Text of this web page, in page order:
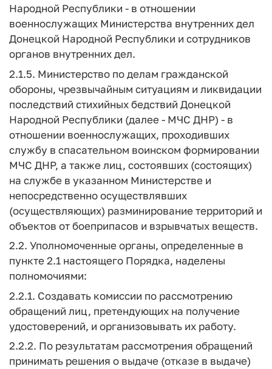
Народной Республики - в отношении
военнослужащих Министерства внутренних дел
Донецкой Народной Республики и сотрудников
органов внутренних дел.
2.1.5. Министерство по делам гражданской
обороны, чрезвычайным ситуациям и ликвидации
последствий стихийных бедствий Донецкой
Народной Республики (далее - МЧС ДНР) - в
отношении военнослужащих, проходивших
службу в спасательном воинском формировании
МЧС ДНР, а также лиц, состоявших (состоящих)
на службе в указанном Министерстве и
непосредственно осуществлявших
(осуществляющих) разминирование территорий и
объектов от боеприпасов и взрывчатых веществ.
2.2. Уполномоченные органы, определенные в
пункте 2.1 настоящего Порядка, наделены
полномочиями:
2.2.1. Создавать комиссии по рассмотрению
обращений лиц, претендующих на получение
удостоверений, и организовывать их работу.
2.2.2. По результатам рассмотрения обращений
принимать решения о выдаче (отказе в выдаче)